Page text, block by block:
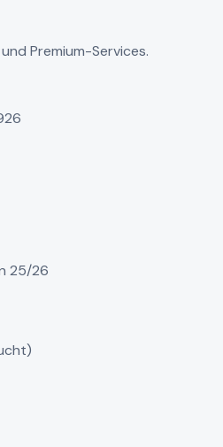
Premium-Services.
25/26